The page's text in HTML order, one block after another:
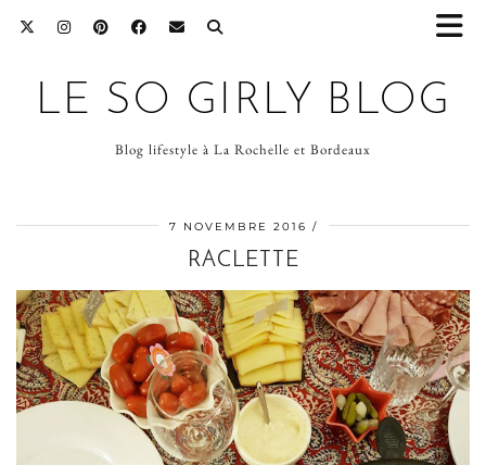
LE SO GIRLY BLOG
Blog lifestyle à La Rochelle et Bordeaux
7 NOVEMBRE 2016
RACLETTE